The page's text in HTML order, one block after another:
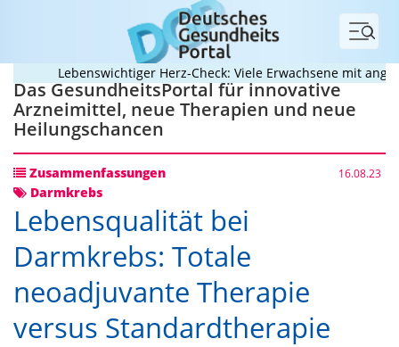
Menü
Lebenswichtiger Herz-Check: Viele Erwachsene mit
Das GesundheitsPortal für innovative
Arzneimittel, neue Therapien und neue
Heilungschancen
Zusammenfassungen 16.08.23
Darmkrebs
Lebensqualität bei
Darmkrebs: Totale
neoadjuvante Therapie
versus Standardtherapie